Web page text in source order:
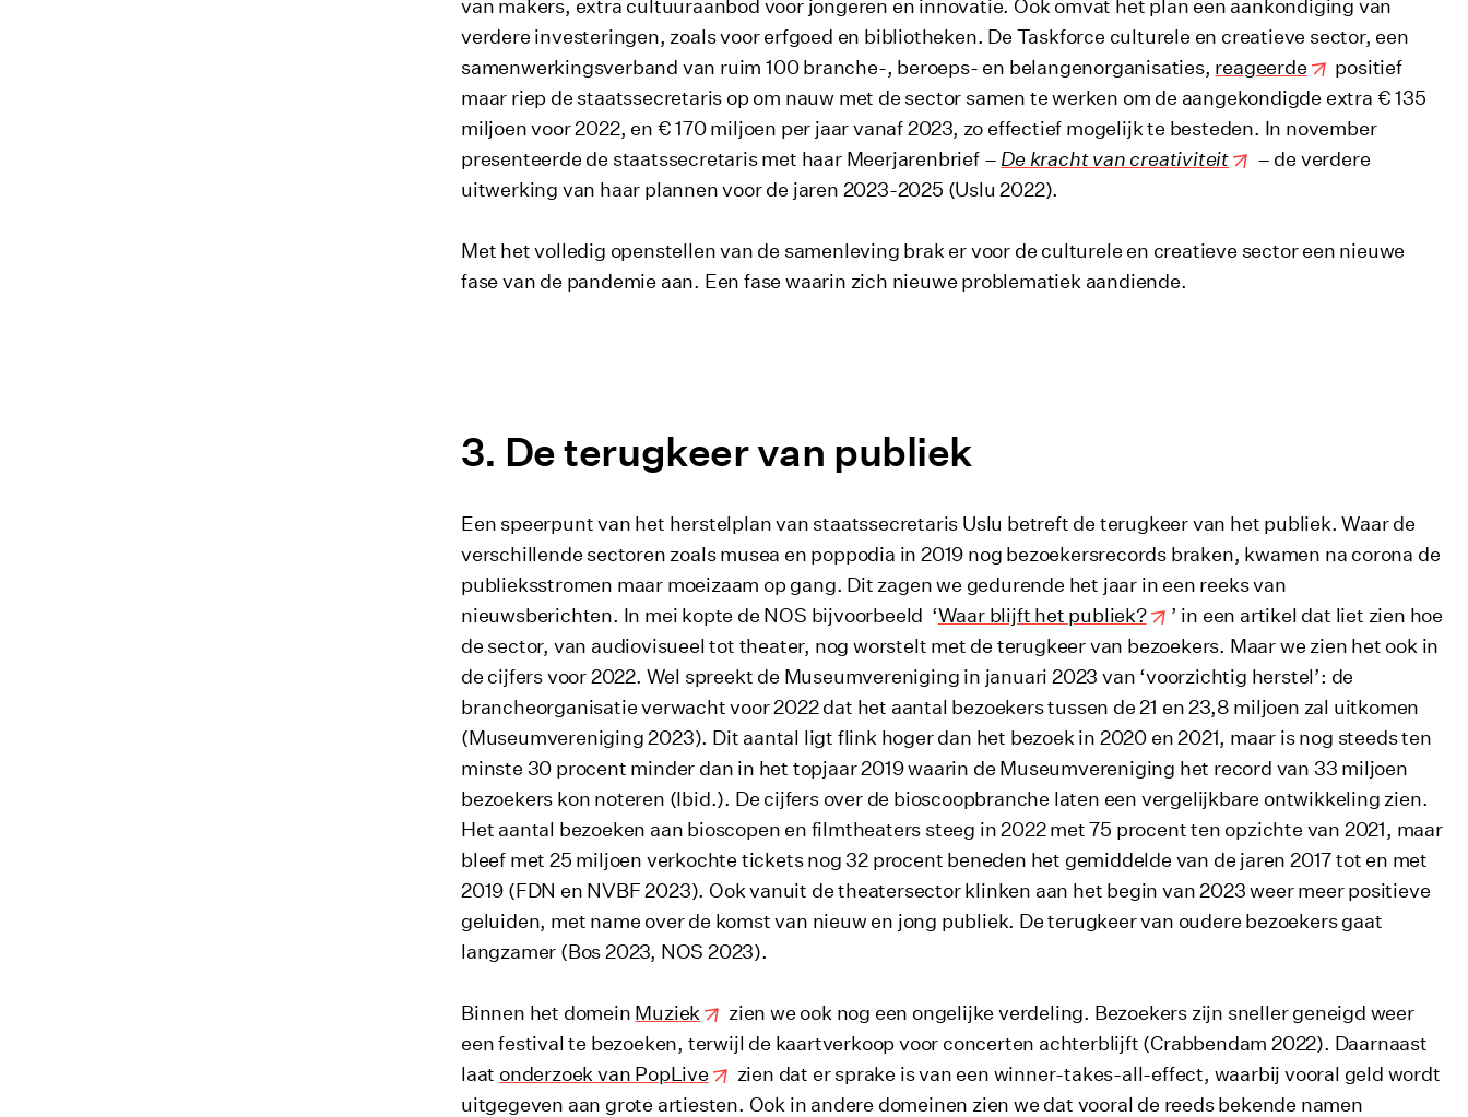
van makers, extra cultuuraanbod voor jongeren en innovatie. Ook omvat het plan een aankondiging van
verdere investeringen, zoals voor erfgoed en bibliotheken. De Taskforce culturele en creatieve sector, een
samenwerkingsverband van ruim 100 branche-, beroeps- en belangenorganisaties, reageerde
positief
maar riep de staatssecretaris op om nauw met de sector samen te werken om de aangekondigde extra € 135
miljoen voor 2022, en € 170 miljoen per jaar vanaf 2023, zo effectief mogelijk te besteden. In november
presenteerde de staatssecretaris met haar Meerjarenbrief – De kracht van creativiteit
– de verdere
uitwerking van haar plannen voor de jaren 2023-2025 (Uslu 2022).
Met het volledig openstellen van de samenleving brak er voor de culturele en creatieve sector een nieuwe
fase van de pandemie aan. Een fase waarin zich nieuwe problematiek aandiende.
De terugkeer van publiek
Een speerpunt van het herstelplan van staatssecretaris Uslu betreft de terugkeer van het publiek. Waar de
verschillende sectoren zoals musea en poppodia in 2019 nog bezoekersrecords braken, kwamen na corona de
publieksstromen maar moeizaam op gang. Dit zagen we gedurende het jaar in een reeks van
nieuwsberichten. In mei kopte de NOS bijvoorbeeld ‘Waar blijft het publiek?
’ in een artikel dat liet zien hoe
de sector, van audiovisueel tot theater, nog worstelt met de terugkeer van bezoekers. Maar we zien het ook in
de cijfers voor 2022. Wel spreekt de Museumvereniging in januari 2023 van ‘voorzichtig herstel’: de
brancheorganisatie verwacht voor 2022 dat het aantal bezoekers tussen de 21 en 23,8 miljoen zal uitkomen
(Museumvereniging 2023). Dit aantal ligt flink hoger dan het bezoek in 2020 en 2021, maar is nog steeds ten
minste 30 procent minder dan in het topjaar 2019 waarin de Museumvereniging het record van 33 miljoen
bezoekers kon noteren (Ibid.). De cijfers over de bioscoopbranche laten een vergelijkbare ontwikkeling zien.
Het aantal bezoeken aan bioscopen en filmtheaters steeg in 2022 met 75 procent ten opzichte van 2021, maar
bleef met 25 miljoen verkochte tickets nog 32 procent beneden het gemiddelde van de jaren 2017 tot en met
2019 (FDN en NVBF 2023). Ook vanuit de theatersector klinken aan het begin van 2023 weer meer positieve
geluiden, met name over de komst van nieuw en jong publiek. De terugkeer van oudere bezoekers gaat
langzamer (Bos 2023, NOS 2023).
Binnen het domein Muziek
zien we ook nog een ongelijke verdeling. Bezoekers zijn sneller geneigd weer
een festival te bezoeken, terwijl de kaartverkoop voor concerten achterblijft (Crabbendam 2022). Daarnaast
laat onderzoek van PopLive
zien dat er sprake is van een winner-takes-all-effect, waarbij vooral geld wordt
uitgegeven aan grote artiesten. Ook in andere domeinen zien we dat vooral de reeds bekende namen